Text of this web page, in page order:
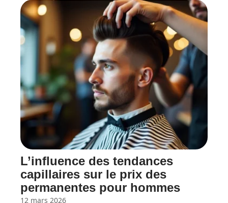
L’influence des tendances
capillaires sur le prix des
permanentes pour hommes
12 mars 2026